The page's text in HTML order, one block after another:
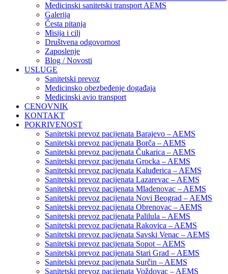
Medicinski sanitetski transport AEMS
Galerija
Česta pitanja
Misija i cilj
Društvena odgovornost
Zaposlenje
Blog / Novosti
USLUGE
Sanitetski prevoz
Medicinsko obezbeđenje događaja
Medicinski avio transport
CENOVNIK
KONTAKT
POKRIVENOST
Sanitetski prevoz pacijenata Barajevo – AEMS
Sanitetski prevoz pacijenata Borča – AEMS
Sanitetski prevoz pacijenata Čukarica – AEMS
Sanitetski prevoz pacijenata Grocka – AEMS
Sanitetski prevoz pacijenata Kaluđerica – AEMS
Sanitetski prevoz pacijenata Lazarevac – AEMS
Sanitetski prevoz pacijenata Mladenovac – AEMS
Sanitetski prevoz pacijenata Novi Beograd – AEMS
Sanitetski prevoz pacijenata Obrenovac – AEMS
Sanitetski prevoz pacijenata Palilula – AEMS
Sanitetski prevoz pacijenata Rakovica – AEMS
Sanitetski prevoz pacijenata Savski Venac – AEMS
Sanitetski prevoz pacijenata Sopot – AEMS
Sanitetski prevoz pacijenata Stari Grad – AEMS
Sanitetski prevoz pacijenata Surčin – AEMS
Sanitetski prevoz pacijenata Voždovac – AEMS